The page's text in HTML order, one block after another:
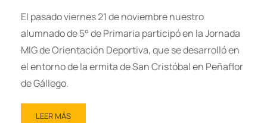
El pasado viernes 21 de noviembre nuestro
alumnado de 5° de Primaria participó en la Jornada
MIG de Orientación Deportiva, que se desarrolló en
el entorno de la ermita de San Cristóbal en Peñaflor
de Gállego.
LEER MÁS